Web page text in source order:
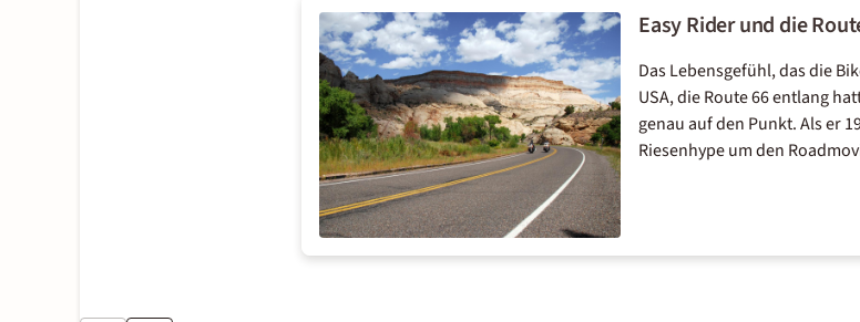
Easy Rider und die
Das Lebensgefühl, das die
USA, die Route 66 entlang
genau auf den Punkt. Als er
Riesenhype um den